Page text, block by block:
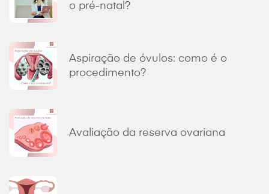
o pré-natal?
Aspiração de óvulos: como é o
procedimento?
Avaliação da reserva ovariana